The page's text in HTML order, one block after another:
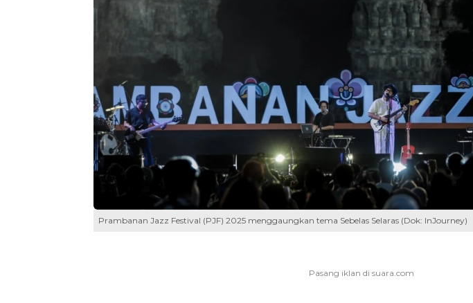
Prambanan Jazz Festival (PJF) 2025 menggaungkan tema Sebelas Selaras (Dok: InJourney)